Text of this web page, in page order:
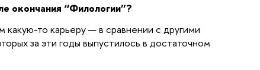
окончания “Филологии”?
какую-то карьеру — в сравнении с другими
за эти годы выпустилось в достаточном